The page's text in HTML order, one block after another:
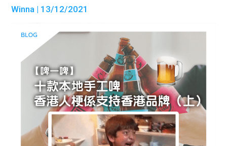
貸款
計算
機
學生
Blog
大專
生筍
工推
常見
問題
學生
福利
Winna | 13/12/2021